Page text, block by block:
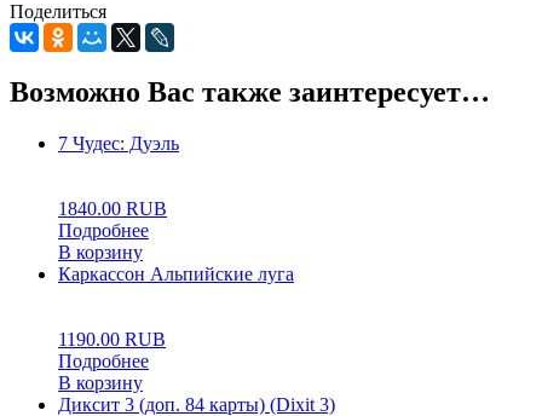
Поделиться
Возможно Вас также заинтересует…
7 Чудес: Дуэль
1840.00 RUB
Подробнее
В корзину
Каркассон Альпийские луга
1190.00 RUB
Подробнее
В корзину
Диксит 3 (доп. 84 карты) (Dixit 3)